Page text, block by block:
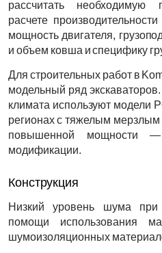
рассчитать необходимую
расчете
мощность двигателя,
и объем ковша и специфику
Для строительных работ в
модельный ряд
климата используют модели
регионах с тяжелым мерзлым
повышенной
модификации.
Конструкция
Низкий уровень шума при
помощи использования
шумоизоляционных